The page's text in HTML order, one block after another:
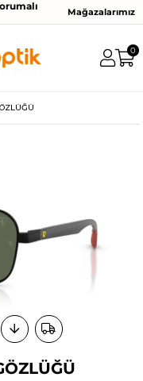
Mağazalarımız
0